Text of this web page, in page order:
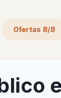
Ofertas 8/8